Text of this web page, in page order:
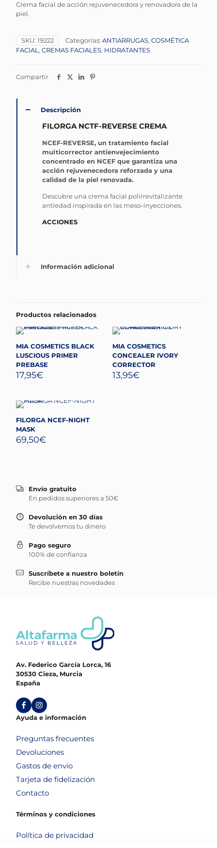
Crema facial de acción rejuvenecedora y renovadora de la
piel.
SKU: 19222 Categorías: ANTIARRUGAS, COSMÉTICA
FACIAL , CREMAS FACIALES, HIDRATANTES
Compartir
Descripción
FILORGA NCTF-REVERSE CREMA
NCEF-REVERSE, un tratamiento facial
multicorrector antienvejecimiento
concentrado en NCEF que garantiza una
acción rejuvenecedora reforzada y una
calidad de la piel renovada.
Descubre una crema facial polirrevitalizante
antiedad inspirada en las meso-inyecciones.
ACCIONES
Información adicional
Productos relacionados
MIA COSMETICS BLACK
LUSCIOUS PRIMER
PREBASE
17,95€
MIA COSMETICS
CONCEALER IVORY
CORRECTOR
13,95€
FILORGA NCEF-NIGHT
MASK
69,50€
Envío gratuito
En pedidos superiores a 50€
Devolución en 30 días
Te devolvemos tu dinero
Pago seguro
100% de confianza
Suscríbete a nuestro boletín
Recibe nuestras novedades
Av. Federico García Lorca, 16
30530 Cieza, Murcia
España
Ayuda e información
Preguntas frecuentes
Devoluciones
Gastos de envío
Tarjeta de fidelización
Contacto
Términos y condiciones
Política de privacidad